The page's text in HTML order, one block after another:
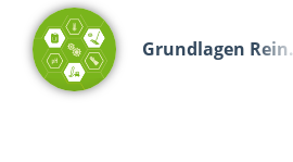
Grundlagen Rein…